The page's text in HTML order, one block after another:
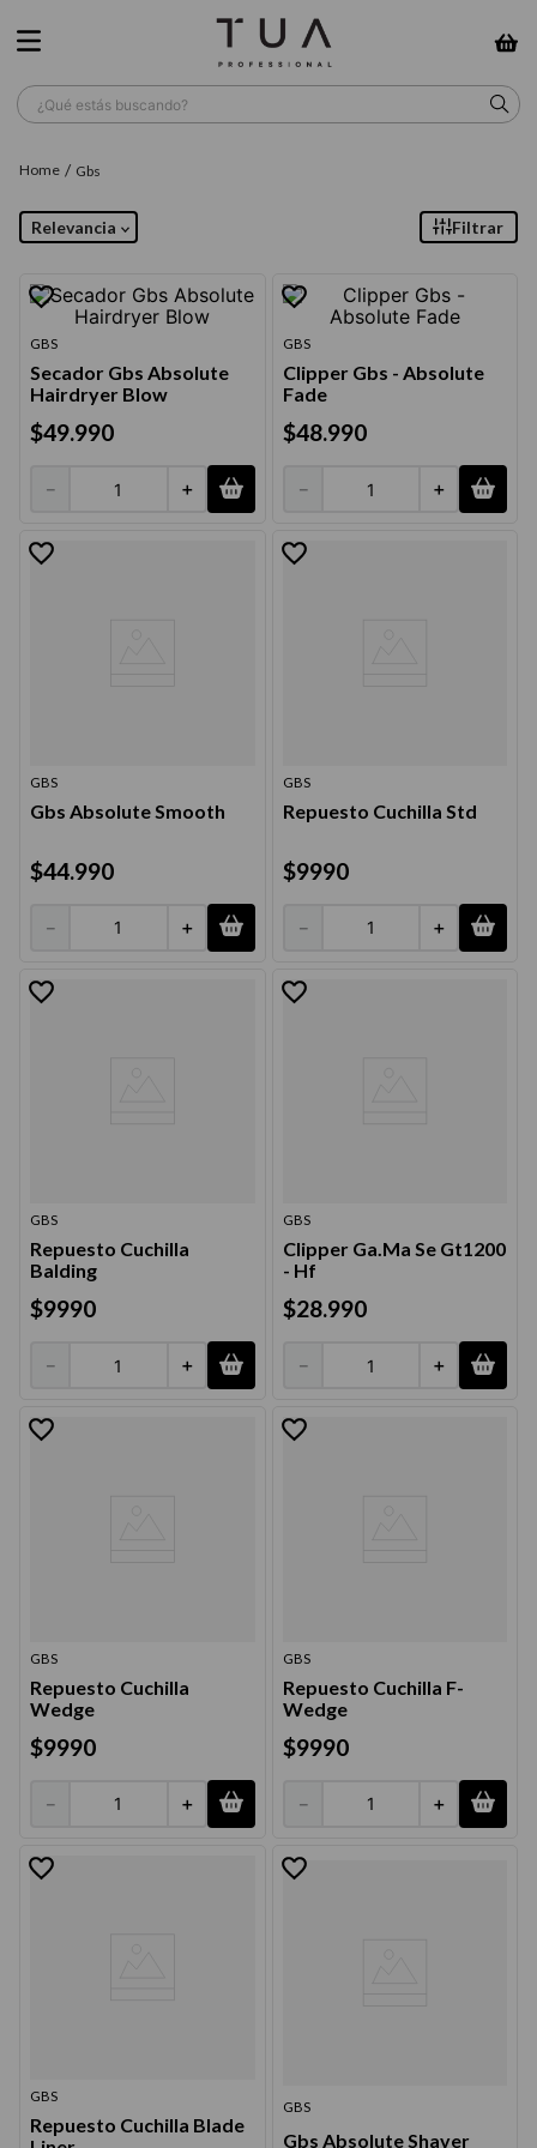
¿Qué estás buscando?
Gbs
Relevancia Filtrar
GBS
Secador Gbs Absolute
Hairdryer Blow
$49.990
＋
－
GBS
Clipper Gbs - Absolute
Fade
$48.990
＋
－
GBS
Gbs Absolute Smooth
$44.990
＋
－
GBS
Repuesto Cuchilla Std
$9990
＋
－
GBS
Repuesto Cuchilla
Balding
$9990
＋
－
GBS
Clipper Ga.Ma Se Gt1200
- Hf
$28.990
＋
－
GBS
Repuesto Cuchilla
Wedge
$9990
＋
－
GBS
Repuesto Cuchilla F-
Wedge
$9990
＋
－
GBS
Repuesto Cuchilla Blade
GBS
Gbs Absolute Shaver
TÉRMINOS MÁS BUSCADOS
1. wella
3. farmavita
4
5. cepillo
6. gama